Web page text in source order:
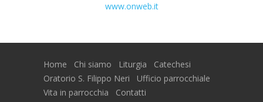
www.onweb.it
Home Chi siamo Liturgia
Catechesi
Oratorio S. Filippo Neri
Ufficio parrocchiale
Vita in parrocchia
Contatti